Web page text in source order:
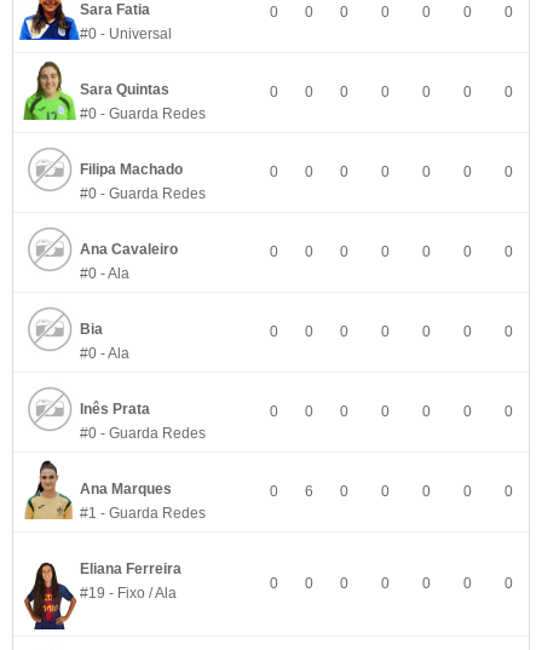
Sara Fatia
#0 - Universal
0 0 0 0 0 0 0
Sara Quintas
#0 - Guarda Redes
0 0 0 0 0 0 0
Filipa Machado
#0 - Guarda Redes
0 0 0 0 0 0 0
Ana Cavaleiro
#0 - Ala
0 0 0 0 0 0 0
Bia
#0 - Ala
0 0 0 0 0 0 0
Inês Prata
#0 - Guarda Redes
0 0 0 0 0 0 0
Ana Marques
#1 - Guarda Redes
0 6 0 0 0 0 0
Eliana Ferreira
#19 - Fixo / Ala
0 0 0 0 0 0 0